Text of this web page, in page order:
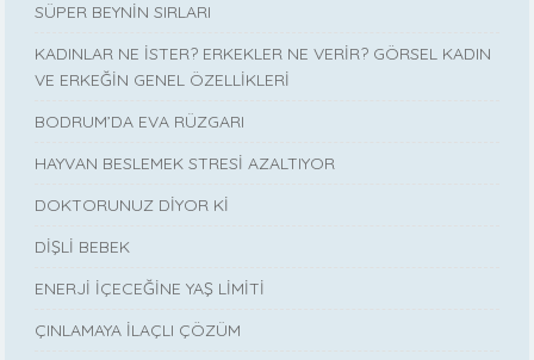
SÜPER BEYNİN SIRLARI
KADINLAR NE İSTER? ERKEKLER NE VERİR? GÖRSEL KADIN
VE ERKEĞİN GENEL ÖZELLİKLERİ
BODRUM’DA EVA RÜZGARI
HAYVAN BESLEMEK STRESİ AZALTIYOR
DOKTORUNUZ DİYOR Kİ
DİŞLİ BEBEK
ENERJİ İÇECEĞİNE YAŞ LİMİTİ
ÇINLAMAYA İLAÇLI ÇÖZÜM